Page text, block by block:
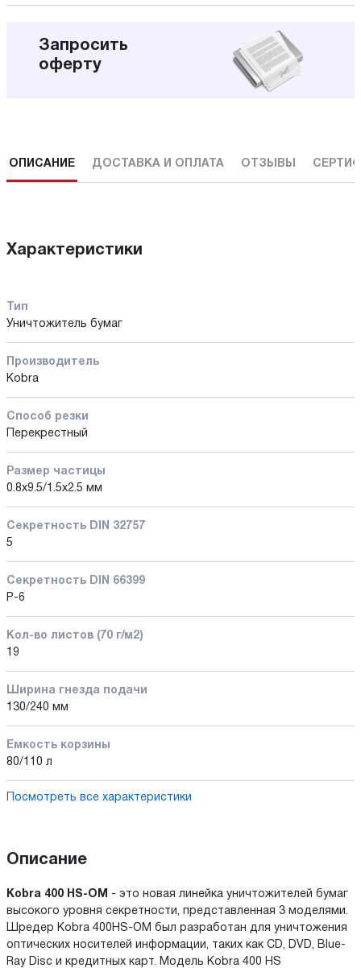
Запросить
оферту
ОПИСАНИЕ ДОСТАВКА И ОПЛАТА ОТЗЫВЫ
Характеристики
Тип
Уничтожитель бумаг
Производитель
Kobra
Способ резки
Перекрестный
Размер частицы
0.8x9.5/1.5x2.5 мм
Секретность DIN 32757
5
Секретность DIN 66399
P-6
Кол-во листов (70 г/м2)
19
Ширина гнезда подачи
130/240 мм
Емкость корзины
80/110 л
Посмотреть все характеристики
Описание
Kobra 400 HS-OM - это новая линейка уничтожителей бумаг
высокого уровня секретности, представленная 3 моделями.
Шредер Kobra 400HS-OM был разработан для уничтожения
оптических носителей информации, таких как CD, DVD, Blue-
Ray Disc и кредитных карт. Модель Kobra 400 HS